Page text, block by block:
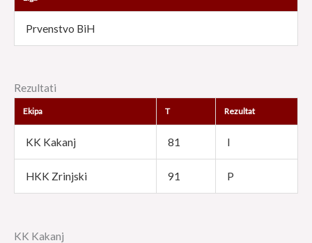
Prvenstvo BiH
Rezultati
Ekipa T Rezultat
KK Kakanj 81 I
HKK Zrinjski 91 P
KK Kakanj